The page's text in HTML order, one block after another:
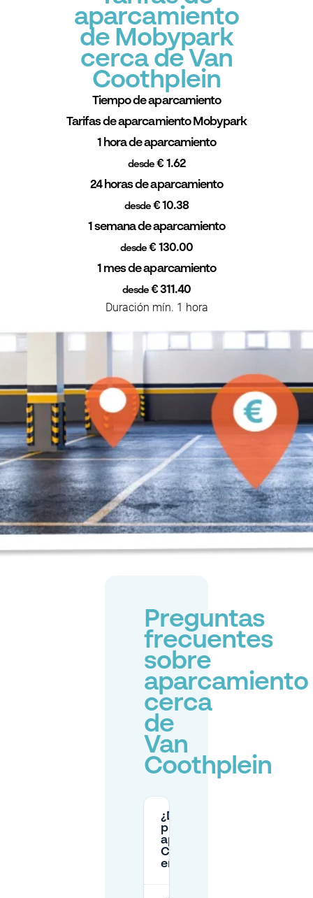
aparcamiento
de Mobypark
cerca de Van
Coothplein
Tiempo de aparcamiento
Tarifas de aparcamiento Mobypark
1 hora de aparcamiento
desde € 1.62
24 horas de aparcamiento
desde€ 10.38
1 semana de aparcamiento
desde € 130.00
1 mes de aparcamiento
desde€ 311.40
Duración mín. 1 hora
Preguntas
frecuentes
sobre
aparcamiento
cerca
de
Van
Coothplein
¿Dónde
puedo
aparcar en
Coothplein
en Breda?